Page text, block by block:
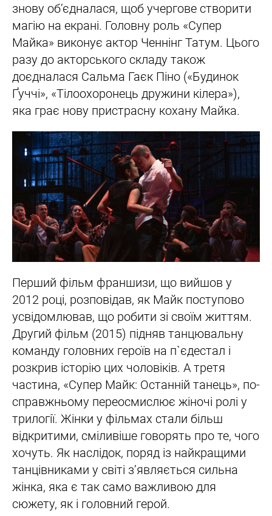
знову обʼєдналася, щоб учергове створити
магію на екрані. Головну роль «Супер
Майка» виконує актор Ченнінг Татум. Цього
разу до акторського складу також
доєдналася Сальма Гаєк Піно («Будинок
Ґуччі», «Тілоохоронець дружини кілера»),
яка грає нову пристрасну кохану Майка.
Перший фільм франшизи, що вийшов у
2012 році, розповідав, як Майк поступово
усвідомлював, що робити зі своїм життям.
Другий фільм (2015) підняв танцювальну
команду головних героїв на п`єдестал і
розкрив історію цих чоловіків. А третя
частина, «Супер Майк: Останній танець», по-
справжньому переосмислює жіночі ролі у
трилогії. Жінки у фільмах стали більш
відкритими, сміливіше говорять про те, чого
хочуть. Як наслідок, поряд із найкращими
танцівниками у світі зʼявляється сильна
жінка, яка є так само важливою для
сюжету, як і головний герой.